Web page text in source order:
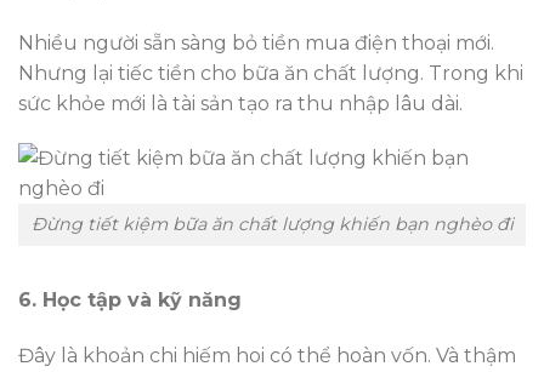
Nhiều người sẵn sàng bỏ tiền mua điện thoại mới.
Nhưng lại tiếc tiền cho bữa ăn chất lượng. Trong khi
sức khỏe mới là tài sản tạo ra thu nhập lâu dài.
Đừng tiết kiệm bữa ăn chất lượng khiến bạn nghèo đi
6. Học tập và kỹ năng
Đây là khoản chi hiếm hoi có thể hoàn vốn. Và thậm